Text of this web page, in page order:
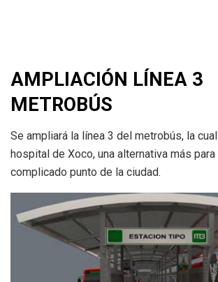
AMPLIACIÓN LÍNEA 3
METROBÚS
Se ampliará la línea 3 del metrobús, la
hospital de Xoco, una alternativa más
complicado punto de la ciudad.